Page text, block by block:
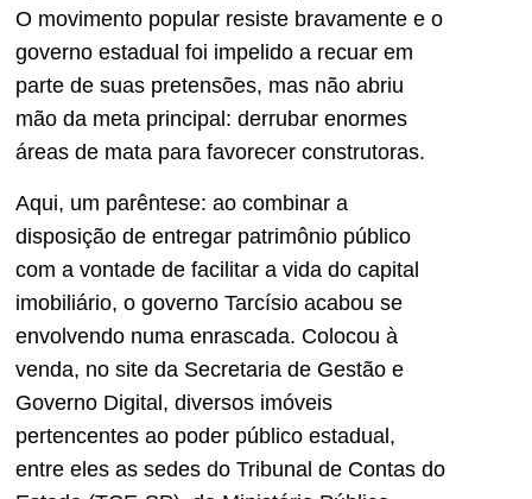
O movimento popular resiste bravamente e o
governo estadual foi impelido a recuar em
parte de suas pretensões, mas não abriu
mão da meta principal: derrubar enormes
áreas de mata para favorecer construtoras.
Aqui, um parêntese: ao combinar a
disposição de entregar patrimônio público
com a vontade de facilitar a vida do capital
imobiliário, o governo Tarcísio acabou se
envolvendo numa enrascada. Colocou à
venda, no site da Secretaria de Gestão e
Governo Digital, diversos imóveis
pertencentes ao poder público estadual,
entre eles as sedes do Tribunal de Contas do